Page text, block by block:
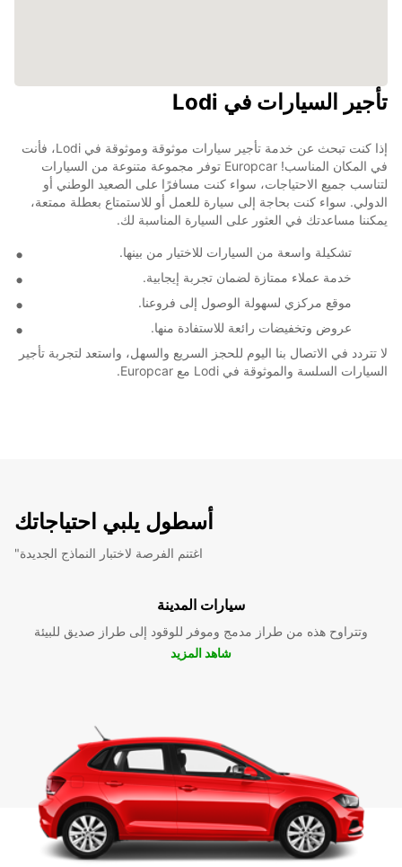
تأجير السيارات في Lodi
إذا كنت تبحث عن خدمة تأجير سيارات موثوقة وموثوقة في Lodi، فأنت
في المكان المناسب! Europcar توفر مجموعة متنوعة من السيارات
لتناسب جميع الاحتياجات، سواء كنت مسافرًا على الصعيد الوطني أو
الدولي. سواء كنت بحاجة إلى سيارة للعمل أو للاستمتاع بعطلة ممتعة،
يمكننا مساعدتك في العثور على السيارة المناسبة لك.
تشكيلة واسعة من السيارات للاختيار من بينها.
خدمة عملاء ممتازة لضمان تجربة إيجابية.
موقع مركزي لسهولة الوصول إلى فروعنا.
عروض وتخفيضات رائعة للاستفادة منها.
لا تتردد في الاتصال بنا اليوم للحجز السريع والسهل، واستعد لتجربة تأجير
السيارات السلسة والموثوقة في Lodi مع Europcar.
أسطول يلبي احتياجاتك
"اغتنم الفرصة لاختبار النماذج الجديدة
سيارات المدينة
وتتراوح هذه من طراز مدمج وموفر للوقود إلى طراز صديق للبيئة
شاهد المزيد